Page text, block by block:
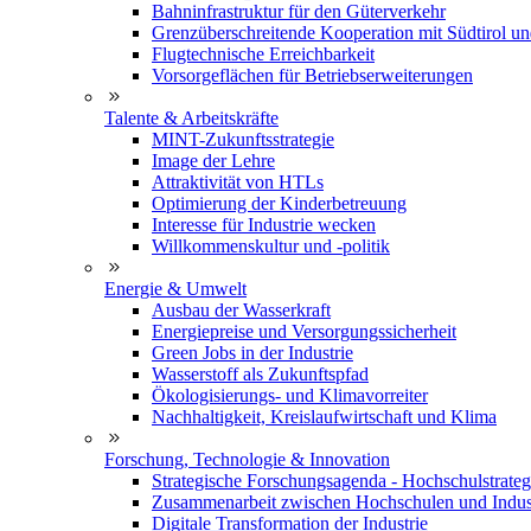
Bahninfrastruktur für den Güterverkehr
Grenzüberschreitende Kooperation mit Südtirol
Flugtechnische Erreichbarkeit
Vorsorgeflächen für Betriebserweiterungen
Talente & Arbeitskräfte
MINT-Zukunftsstrategie
Image der Lehre
Attraktivität von HTLs
Optimierung der Kinderbetreuung
Interesse für Industrie wecken
Willkommenskultur und -politik
Energie & Umwelt
Ausbau der Wasserkraft
Energiepreise und Versorgungssicherheit
Green Jobs in der Industrie
Wasserstoff als Zukunftspfad
Ökologisierungs- und Klimavorreiter
Nachhaltigkeit, Kreislaufwirtschaft und Klima
Forschung, Technologie & Innovation
Strategische Forschungsagenda -
Zusammenarbeit zwischen Hochschulen und
Digitale Transformation der Industrie